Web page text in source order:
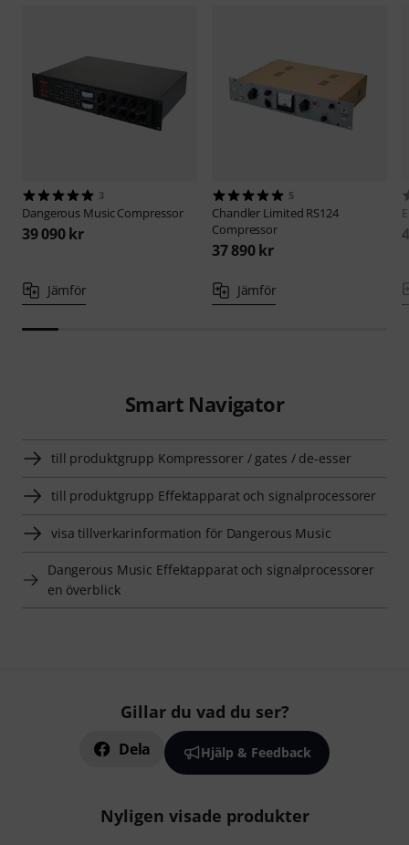
3
Dangerous MusicCompressor
39 090 kr
Jämför
5
Chandler Limited RS124
Compressor
37 890 kr
Jämför
Smart Navigator
till produktgrupp Kompressorer / gates / de-esser
till produktgrupp Effektapparat och signalprocessorer
visa tillverkarinformation för Dangerous Music
Dangerous Music Effektapparat och signalprocessorer
en överblick
Gillar du vad du ser?
Dela Hjälp & Feedback
Nyligen visade produkter